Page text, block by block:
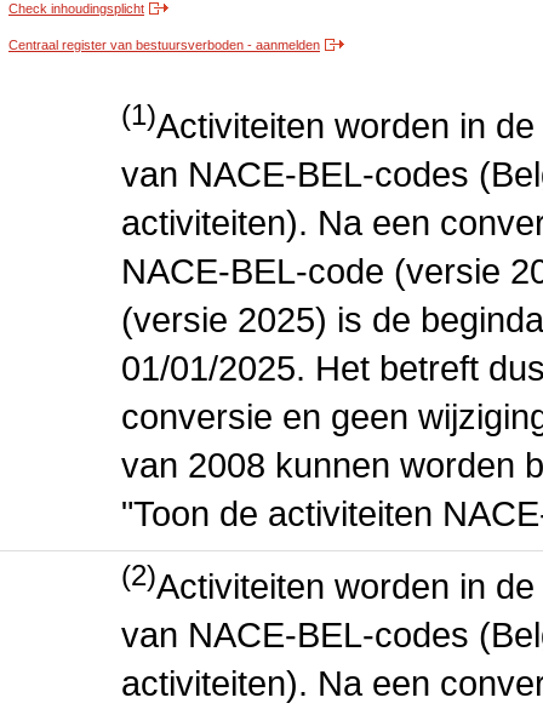
Check inhoudingsplicht
Centraal register van bestuursverboden - aanmelden
(1)Activiteiten worden in
van NACE-BEL-codes
activiteiten). Na een
NACE-BEL-code (versie
(versie 2025) is de
01/01/2025. Het betreft
conversie en geen
van 2008 kunnen worden
"Toon de activiteiten
(2)Activiteiten worden in
van NACE-BEL-codes
activiteiten). Na een